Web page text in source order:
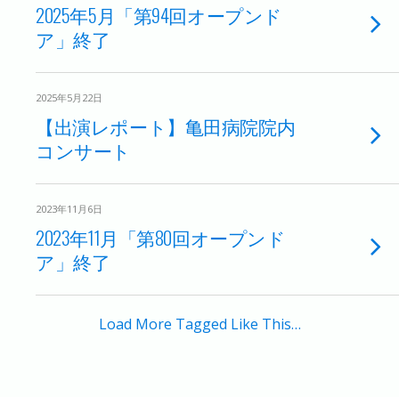
2025年5月「第94回オープンド
ア」終了
2025年5月22日
【出演レポート】亀田病院院内
コンサート
2023年11月6日
2023年11月「第80回オープンド
ア」終了
Load More Tagged Like This…